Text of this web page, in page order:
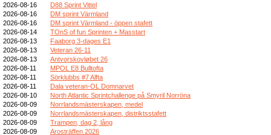
2026-08-16
D88 Sprint Vittel
2026-08-16
DM sprint Värmland
2026-08-16
DM sprint Värmland - öppen stafett
2026-08-14
TOnS of fun Sprinten + Masstart
2026-08-13
Faaborg 3-dages E1
2026-08-13
Veteran 26-11
2026-08-13
Antvorskovløbet 26
2026-08-11
MPOL E8 Bulltofta
2026-08-11
Sörklubbs #7 Alfta
2026-08-11
Dala veteran-OL Domnarvet
2026-08-10
North Atlantic Sprintchallenge på Smyril Norröna
2026-08-09
Norrlandsmästerskapen, medel
2026-08-09
Norrlandsmästerskapen, distriktsstafett
2026-08-09
Trampen, dag 2, lång
2026-08-09
Arosträffen 2026